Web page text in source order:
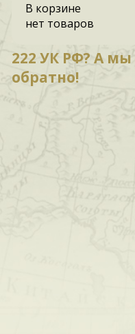
В корзине
нет товаров
222 УК РФ? А
обратно!